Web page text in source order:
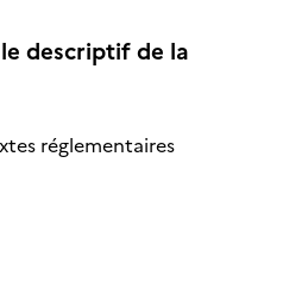
descriptif de la
réglementaires